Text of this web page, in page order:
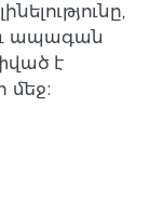
և ապագան
է